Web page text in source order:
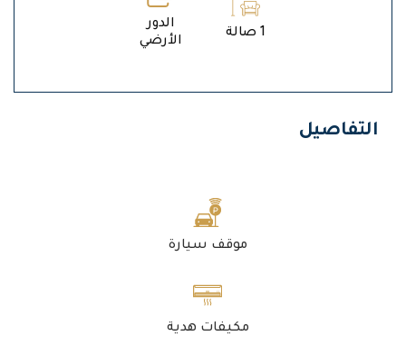
1 صالة
الدور
الأرضي
التفاصيل
موقف سيارة
مكيفات هدية